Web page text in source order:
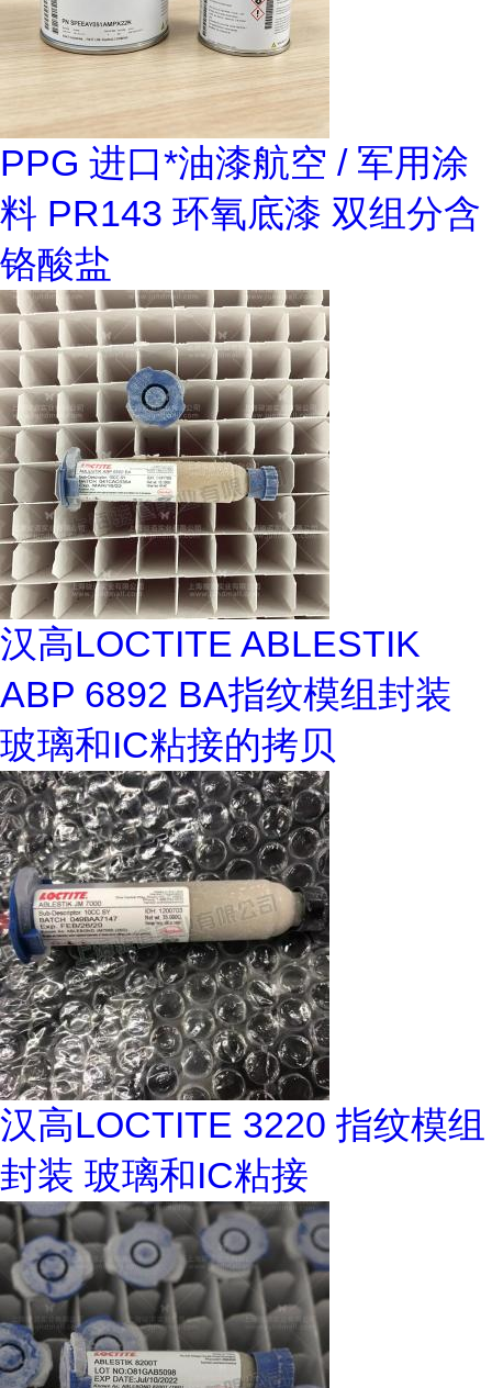
PPG 进口*油漆航空 / 军用涂
料 PR143 环氧底漆 双组分含
铬酸盐
汉高LOCTITE ABLESTIK
ABP 6892 BA指纹模组封装
玻璃和IC粘接的拷贝
汉高LOCTITE 3220 指纹模组
封装 玻璃和IC粘接